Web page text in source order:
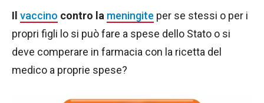
Il vaccino contro la meningite per se stessi o per i
propri figli lo si può fare a spese dello Stato o si
deve comperare in farmacia con la ricetta del
medico a proprie spese?